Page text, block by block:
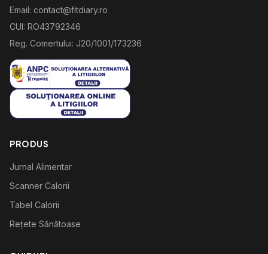
Email: contact@fitdiary.ro
CUI: RO43792346
Reg. Comertului: J20/1001/173236
PRODUS
Jurnal Alimentar
Scanner Calorii
Tabel Calorii
Rețete Sănătoase